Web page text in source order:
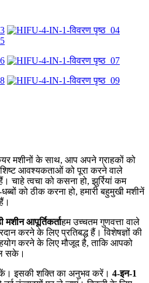
मशीनों के साथ, आप अपने ग्राहकों को
आवश्यकताओं को पूरा करने वाले
चाहे त्वचा को कसना हो, झुर्रियां कम
को ठीक करना हो, हमारी बहुमुखी मशीनें
मशीन आपूर्तिकर्ताहम उच्चतम गुणवत्ता वाले
करने के लिए प्रतिबद्ध हैं। विशेषज्ञों की
करने के लिए मौजूद है, ताकि आपको
सके।
इसकी शक्ति का अनुभव करें। 4-इन-1